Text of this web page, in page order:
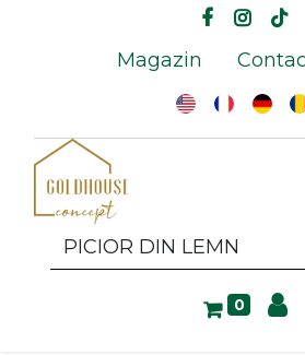
Magazin
0